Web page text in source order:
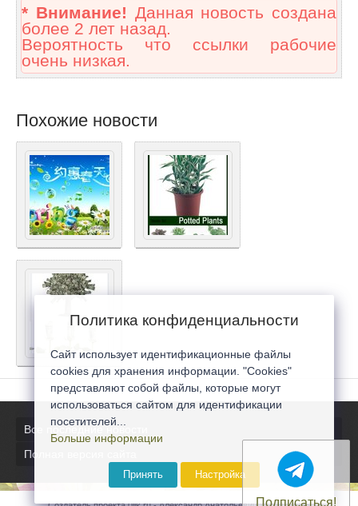
* Внимание! Данная новость создана
более 2 лет назад.
Вероятность что ссылки рабочие
очень низкая.
Похожие новости
Все последние новости
Полная версия сайта
Подписаться!
Политика конфиденциальности
Сайт использует идентификационные файлы
cookies для хранения информации. "Cookies"
представляют собой файлы, которые могут
использоваться сайтом для идентификации
посетителей...
Больше информации
Принять Настройка